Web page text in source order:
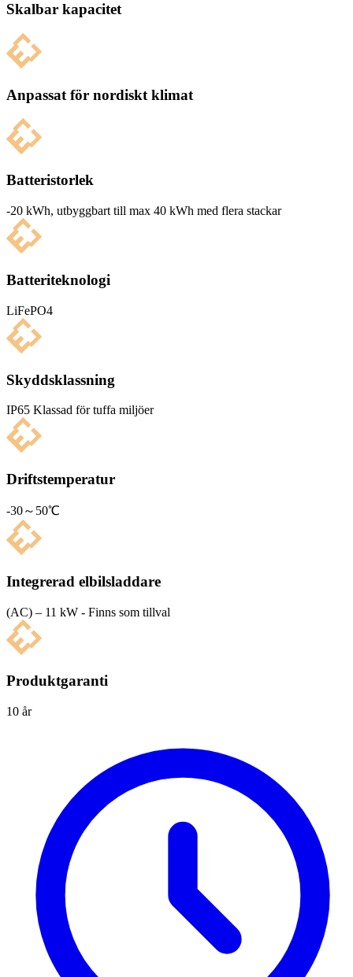
Skalbar kapacitet
Anpassat för nordiskt klimat
Batteristorlek
-20 kWh, utbyg­g­bart till max 40 kWh med flera stackar
Batteriteknologi
LiFePO4
Skyddsklassning
IP65 Klas­sad för tuffa miljöer
Driftstemperatur
-30～50℃
Integrerad elbilsladdare
(AC) – 11 kW - Finns som tillval
Produktgaranti
10 år